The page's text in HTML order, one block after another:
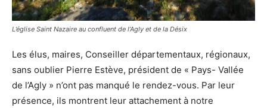
L’église Saint Nazaire au confluent de l’Agly et de la Désix
Les élus, maires, Conseiller départementaux, régionaux,
sans oublier Pierre Estève, président de « Pays- Vallée
de l’Agly » n’ont pas manqué le rendez-vous. Par leur
présence, ils montrent leur attachement à notre